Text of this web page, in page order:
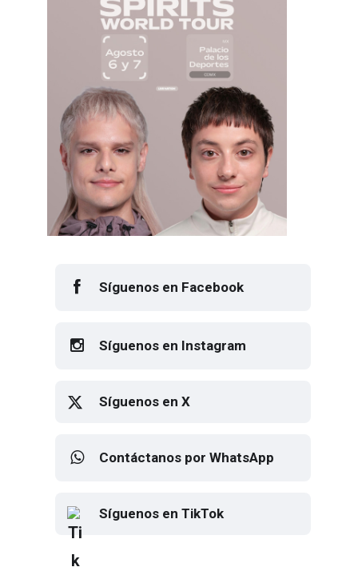
Síguenos en Facebook
Síguenos en Instagram
Síguenos en X
Contáctanos por WhatsApp
Síguenos en TikTok
Elton John regresa a CDMX para
despedirse en el Estadio Banorte